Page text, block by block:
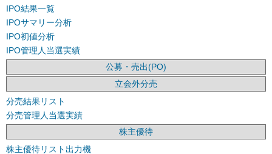
IPO結果一覧
IPOサマリー分析
IPO初値分析
IPO管理人当選実績
公募・売出(PO)
立会外分売
分売結果リスト
分売管理人当選実績
株主優待
株主優待リスト出力機